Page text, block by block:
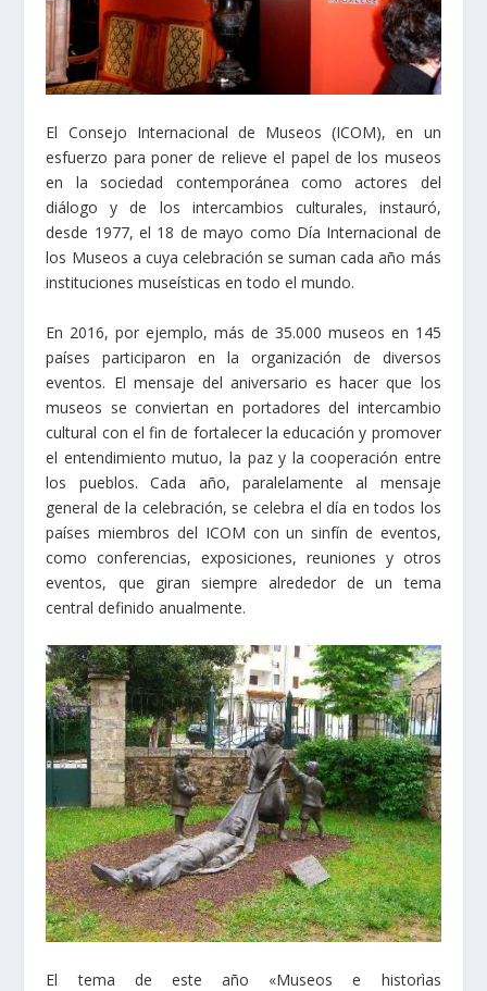
El Consejo Internacional de Museos (ICOM), en un
esfuerzo para poner de relieve el papel de los museos
en la sociedad contemporánea como actores del
diálogo y de los intercambios culturales, instauró,
desde 1977, el 18 de mayo como Día Internacional de
los Museos a cuya celebración se suman cada año más
instituciones museísticas en todo el mundo.
En 2016, por ejemplo, más de 35.000 museos en 145
países participaron en la organización de diversos
eventos. El mensaje del aniversario es hacer que los
museos se conviertan en portadores del intercambio
cultural con el fin de fortalecer la educación y promover
el entendimiento mutuo, la paz y la cooperación entre
los pueblos. Cada año, paralelamente al mensaje
general de la celebración, se celebra el día en todos los
países miembros del ICOM con un sinfín de eventos,
como conferencias, exposiciones, reuniones y otros
eventos, que giran siempre alrededor de un tema
central definido anualmente.
El tema de este año «Museos e historìas